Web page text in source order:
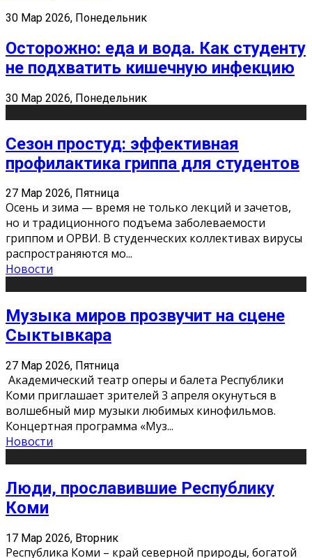
30 Мар 2026, Понедельник
Осторожно: еда и вода. Как студенту
не подхватить кишечную инфекцию
30 Мар 2026, Понедельник
Сезон простуд: эффективная
профилактика гриппа для студентов
27 Мар 2026, Пятница
Осень и зима — время не только лекций и зачетов,
но и традиционного подъема заболеваемости
гриппом и ОРВИ. В студенческих коллективах вирусы
распространяются мо...
Новости
Музыка миров прозвучит на сцене
Сыктывкара
27 Мар 2026, Пятница
Академический театр оперы и балета Республики
Коми приглашает зрителей 3 апреля окунуться в
волшебный мир музыки любимых кинофильмов.
Концертная программа «Муз...
Новости
Люди, прославившие Республику
Коми
17 Мар 2026, Вторник
Республика Коми – край северной природы, богатой